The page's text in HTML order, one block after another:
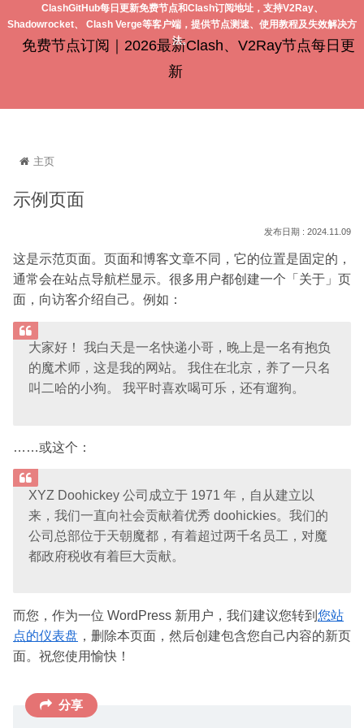
ClashGitHub每日更新免费节点和Clash订阅地址，支持V2Ray、
Shadowrocket、 Clash Verge等客户端，提供节点测速、使用教程及失效解决方
法。
免费节点订阅｜2026最新Clash、V2Ray节点每日更
新
主页
示例页面
2024.11.09
这是示范页面。页面和博客文章不同，它的位置是固定的，
通常会在站点导航栏显示。很多用户都创建一个「关于」页
面，向访客介绍自己。例如：
大家好！ 我白天是一名快递小哥，晚上是一名有抱负
的魔术师，这是我的网站。 我住在北京，养了一只名
叫二哈的小狗。 我平时喜欢喝可乐，还有遛狗。
……或这个：
XYZ Doohickey 公司成立于 1971 年，自从建立以
来，我们一直向社会贡献着优秀 doohickies。我们的
公司总部位于天朝魔都，有着超过两千名员工，对魔
都政府税收有着巨大贡献。
而您，作为一位 WordPress 新用户，我们建议您转到 您站
点的仪表盘 ，删除本页面，然后创建包含您自己内容的新页
面。祝您使用愉快！
分享